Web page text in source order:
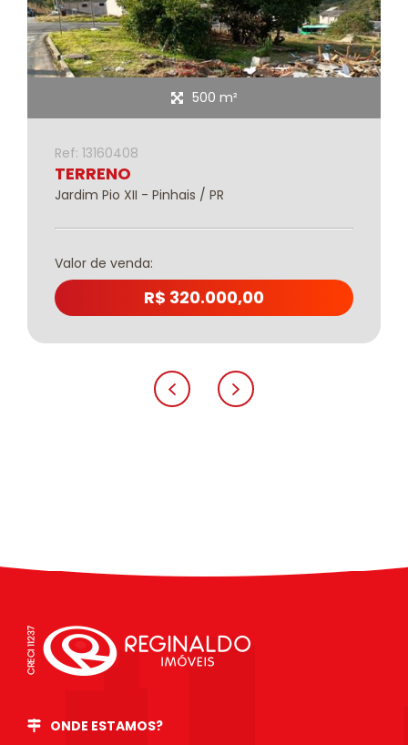
500 m²
Ref: 13160408
TERRENO
Jardim Pio XII - Pinhais / PR
Valor de venda:
R$ 320.000,00
ONDE ESTAMOS?